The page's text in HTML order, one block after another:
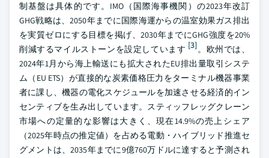
制基盤は具体的です。IMO（国際海事機関）の2023年改訂
GHG戦略は、2050年までに国際海運からの温室効果ガス排出
を実質ゼロにする目標を掲げ、2030年までにGHG強度を20%
削減するマイルストーンを設定しています [3]。欧州では、
2024年1月から海上輸送にも拡大されたEU排出量取引システ
ム（EU ETS）が直接的な炭素価格圧力をターミナル機器事業
者に課し、機器の電化スケジュールを加速させる経済的イン
センティブを生み出しています。スティッフレッグクレーン
市場への定量的な影響は大きく、現在14.9%の売上シェア
（2025年時点の推定値）を占める電動・ハイブリッド推進セ
グメントは、2035年までに9億760万ドルに達すると予測され